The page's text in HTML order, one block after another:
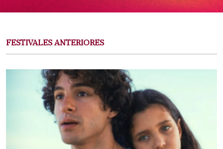
FESTIVALES ANTERIORES